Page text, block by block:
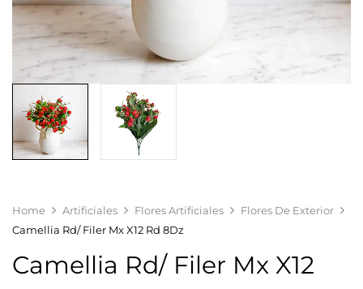
Home Artificiales Flores Artificiales
Flores De Exterior
Camellia Rd/ Filer Mx X12 Rd 8Dz
Camellia Rd/ Filer Mx X12